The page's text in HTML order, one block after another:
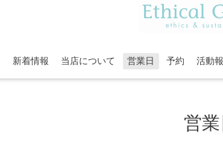
新着情報 当店について 営業日 予約 活動
営業